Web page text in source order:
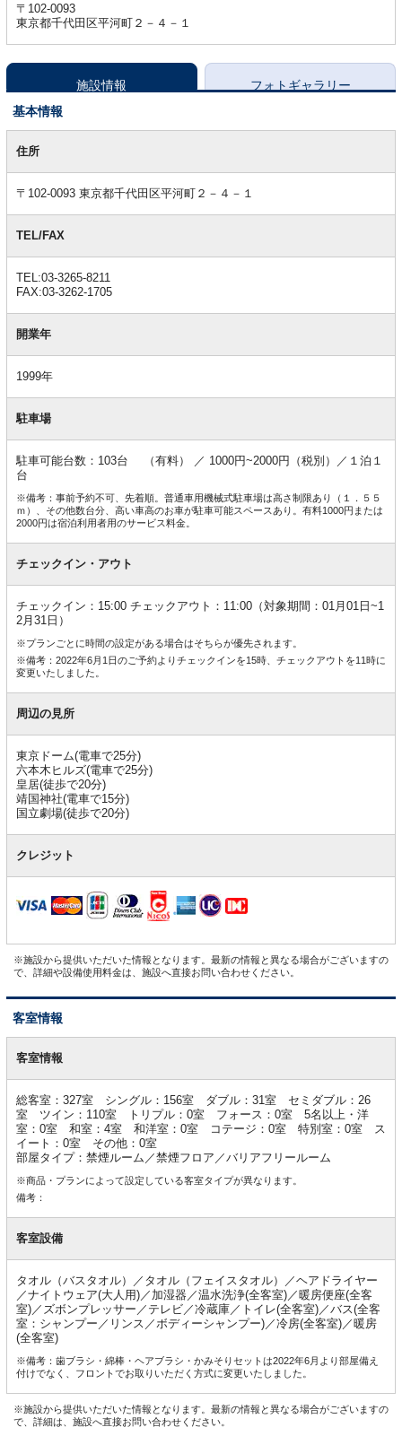
〒102-0093
東京都千代田区平河町２－４－１
施設情報
フォトギャラリー
基本情報
本住所
〒102-0093 東京都千代田区平河町２－４－１
TEL/FAX
TEL:03-3265-8211
FAX:03-3262-1705
開業年
1999年
駐車場
駐車可能台数：103台 （有料） ／ 1000円~2000円（税別）／１泊１
台
※備考：事前予約不可、先着順。普通車用機械式駐車場は高さ制限あり（１．５５
ｍ）、その他数台分、高い車高のお車が駐車可能スペースあり。有料1000円または
2000円は宿泊利用者用のサービス料金。
チェックイン・アウト
チェックイン：15:00 チェックアウト：11:00（対象期間：01月01日~1
2月31日）
※プランごとに時間の設定がある場合はそちらが優先されます。
※備考：2022年6月1日のご予約よりチェックインを15時、チェックアウトを11時に
変更いたしました。
周辺の見所
東京ドーム(電車で25分)
六本木ヒルズ(電車で25分)
皇居(徒歩で20分)
靖国神社(電車で15分)
国立劇場(徒歩で20分)
クレジット
※施設から提供いただいた情報となります。最新の情報と異なる場合がございますの
で、詳細や設備使用料金は、施設へ直接お問い合わせください。
客室情報
室客室情報
総客室：327室 シングル：156室 ダブル：31室 セミダブル：26
室 ツイン：110室 トリプル：0室 フォース：0室 5名以上・洋
室：0室 和室：4室 和洋室：0室 コテージ：0室 特別室：0室 ス
イート：0室 その他：0室
部屋タイプ：禁煙ルーム／禁煙フロア／バリアフリールーム
※商品・プランによって設定している客室タイプが異なります。
備考：
客室設備
タオル（バスタオル）／タオル（フェイスタオル）／ヘアドライヤー
／ナイトウェア(大人用)／加湿器／温水洗浄(全客室)／暖房便座(全客
室)／ズボンプレッサー／テレビ／冷蔵庫／トイレ(全客室)／バス(全客
室：シャンプー／リンス／ボディーシャンプー)／冷房(全客室)／暖房
(全客室)
※備考：歯ブラシ・綿棒・ヘアブラシ・かみそりセットは2022年6月より部屋備え
付けでなく、フロントでお取りいただく方式に変更いたしました。
※施設から提供いただいた情報となります。最新の情報と異なる場合がございますの
で、詳細は、施設へ直接お問い合わせください。